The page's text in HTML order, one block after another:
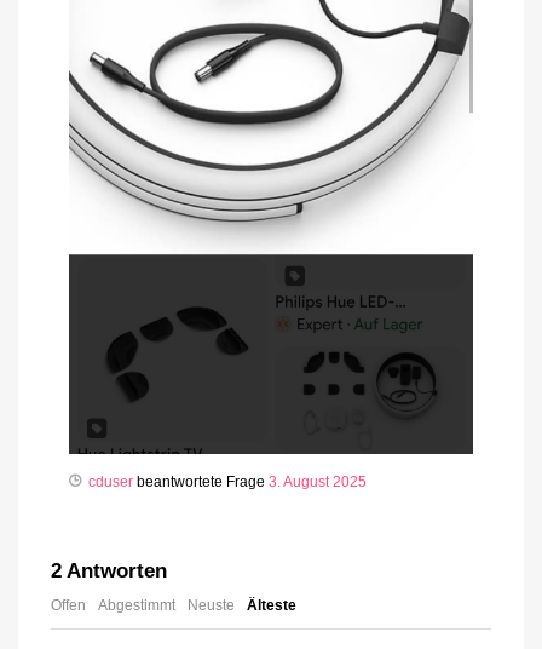
cduser beantwortete Frage 3. August 2025
2 Antworten
Offen Abgestimmt Neuste Älteste